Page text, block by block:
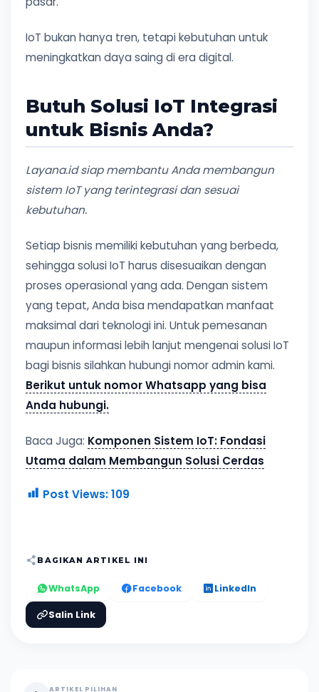
IoT bukan hanya tren, tetapi kebutuhan untuk
meningkatkan daya saing di era digital.
Butuh Solusi IoT Integrasi
untuk Bisnis Anda?
Layana.id siap membantu Anda membangun
sistem IoT yang terintegrasi dan sesuai
kebutuhan.
Setiap bisnis memiliki kebutuhan yang berbeda,
sehingga solusi IoT harus disesuaikan dengan
proses operasional yang ada. Dengan sistem
yang tepat, Anda bisa mendapatkan manfaat
maksimal dari teknologi ini. Untuk pemesanan
maupun informasi lebih lanjut mengenai solusi IoT
bagi bisnis silahkan hubungi nomor admin kami.
Berikut untuk nomor Whatsapp yang bisa
Anda hubungi.
Baca Juga: Komponen Sistem IoT: Fondasi
Utama dalam Membangun Solusi Cerdas
Post Views: 109
BAGIKAN ARTIKEL INI
WhatsApp Facebook LinkedIn
Salin Link
ARTIKEL PILIHAN